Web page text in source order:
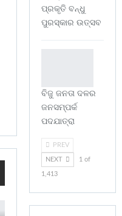
ପ୍ରକୃତି ବନ୍ଧୁ
ପୁରସ୍କାର ଉତ୍ସବ
ବିଜୁ ଜନତା ଦଳର
ଜନସମ୍ପର୍କ
ପଦଯାତ୍ରା
PREV
NEXT 1 of
1,413